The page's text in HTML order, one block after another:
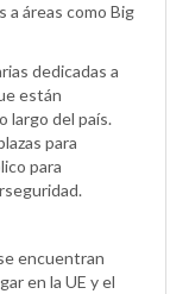
a áreas como Big
dedicadas a
están
largo del país.
para
para
encuentran
en la UE y el